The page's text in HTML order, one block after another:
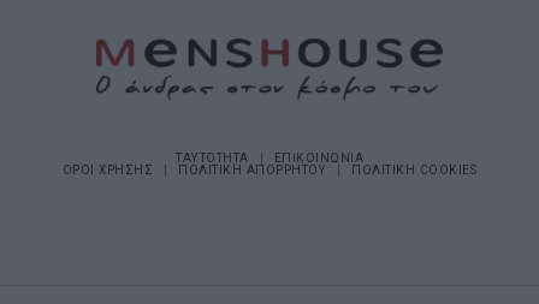
ΤΑΥΤΟΤΗΤΑ
ΕΠΙΚΟΙΝΩΝΙΑ
ΟΡΟΙ ΧΡΗΣΗΣ
ΠΟΛΙΤΙΚΗ ΑΠΟΡΡΗΤΟΥ ΠΟΛΙΤΙΚΗ COOKIES